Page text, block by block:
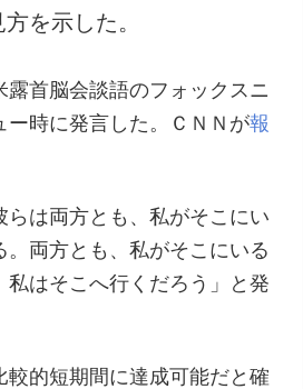
を示した。
露首脳会談語のフォックスニ
ー時に発言した。ＣＮＮが報
らは両方とも、私がそこにい
。両方とも、私がそこにいる
私はそこへ行くだろう」と発
較的短期間に達成可能だと確